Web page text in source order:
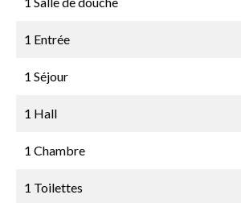
1 Entrée
1 Séjour
1 Hall
1 Chambre
1 Toilettes